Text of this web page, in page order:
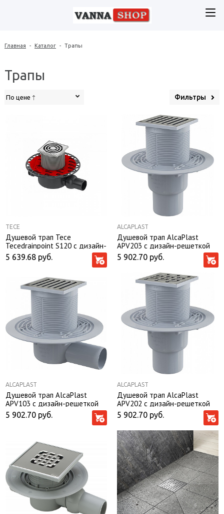
Главная - Каталог - Трапы
Трапы
По цене Фильтры
TECE
Душевой трап Tece
Tecedrainpoint S120 с дизайн-
решеткой
5 639.68 руб.
ALCAPLAST
Душевой трап AlcaPlast
APV203 с дизайн-решеткой
5 902.70 руб.
ALCAPLAST
Душевой трап AlcaPlast
APV103 с дизайн-решеткой
5 902.70 руб.
ALCAPLAST
Душевой трап AlcaPlast
APV202 с дизайн-решеткой
5 902.70 руб.